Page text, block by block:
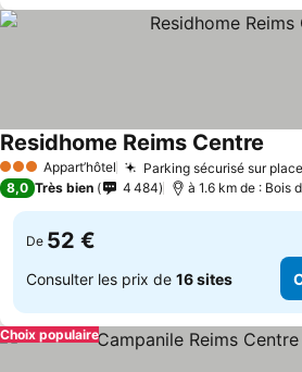
3 ÉtoilesAppart’hôtel Parking sécurisé sur
Residhome Reims Centre
8,0 Très bien 4 484 à 1.6 km de : Bois
De 52 €
Consulter les prix de 16 sites
Choix populaire